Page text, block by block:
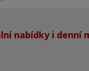
nabídky i denní